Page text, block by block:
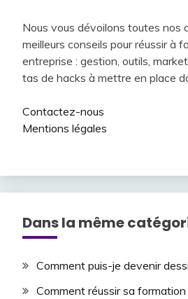
Nous vous dévoilons toutes nos
meilleurs conseils pour réussir à
entreprise : gestion, outils,
tas de hacks à mettre en place
Contactez-nous
Mentions légales
Dans la même
Comment puis-je devenir
Comment réussir sa